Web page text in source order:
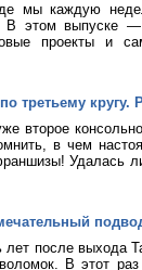
мы каждую
В этом выпуске
проекты и
третьему кругу.
второе
в чем
Удалась
после выхода
В этот